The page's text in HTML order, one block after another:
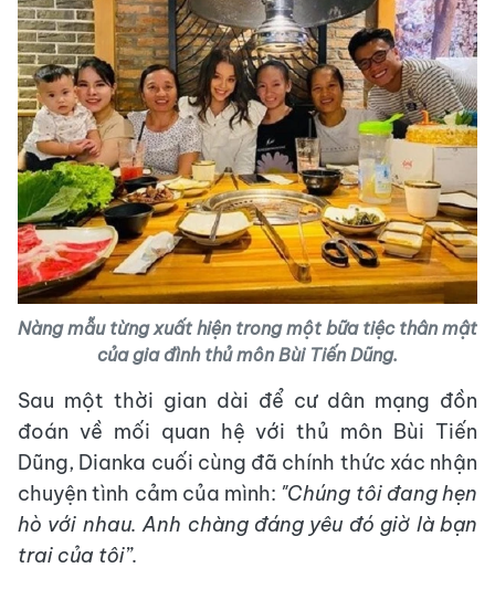
Nàng mẫu từng xuất hiện trong một bữa tiệc thân mật
của gia đình thủ môn Bùi Tiến Dũng.
Sau một thời gian dài để cư dân mạng đồn
đoán về mối quan hệ với thủ môn Bùi Tiến
Dũng, Dianka cuối cùng đã chính thức xác nhận
chuyện tình cảm của mình: "Chúng tôi đang hẹn
hò với nhau. Anh chàng đáng yêu đó giờ là bạn
trai của tôi”.